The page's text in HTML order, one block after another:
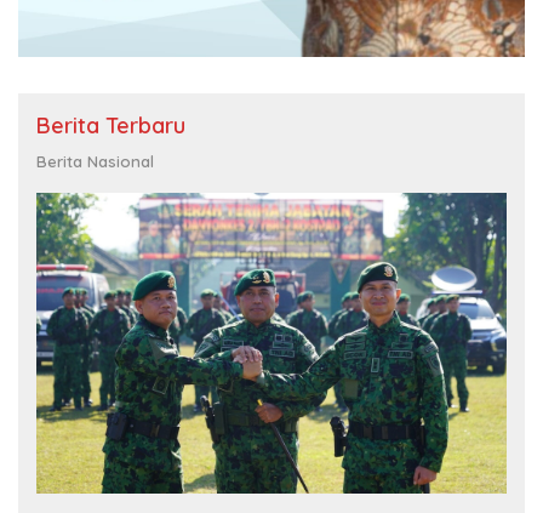
Berita Terbaru
Berita Nasional